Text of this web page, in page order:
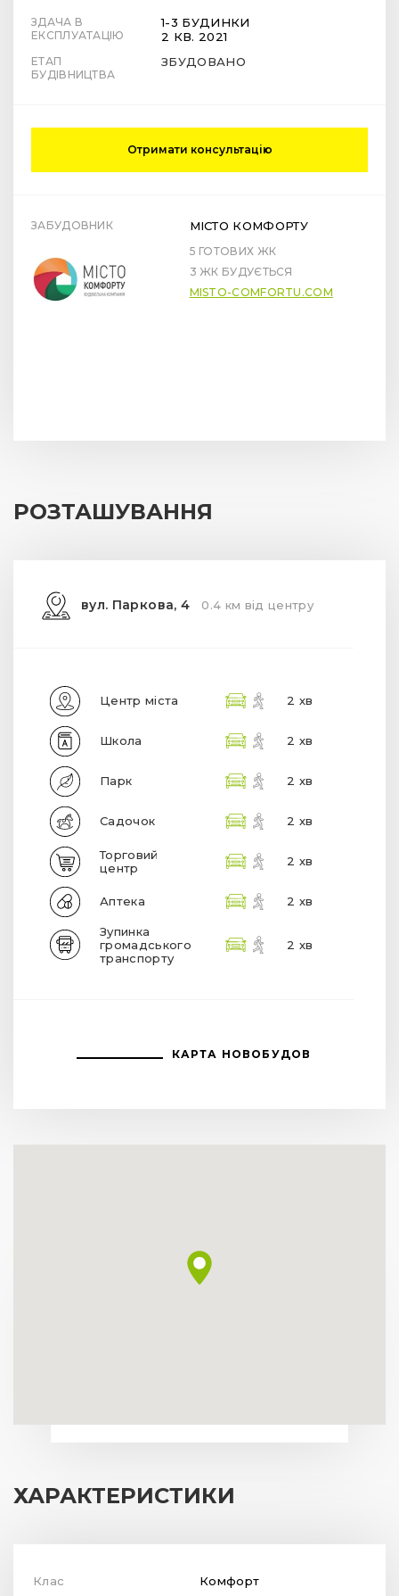
ЗДАЧА В
ЕКСПЛУАТАЦІЮ
1-3 БУДИНКИ
2 КВ. 2021
ЕТАП
БУДІВНИЦТВА
ЗБУДОВАНО
Отримати консультацію
ЗАБУДОВНИК МІСТО КОМФОРТУ
5 ГОТОВИХ ЖК
3 ЖК БУДУЄТЬСЯ
MISTO-COMFORTU.COM
РОЗТАШУВАННЯ
вул. Паркова, 4 0.4 км від центру
Центр міста 2 хв
Школа 2 хв
Парк 2 хв
Садочок 2 хв
Торговий
центр
2 хв
Аптека 2 хв
Зупинка
громадського
транспорту
2 хв
КАРТА НОВОБУДОВ
ХАРАКТЕРИСТИКИ
Клас Комфорт